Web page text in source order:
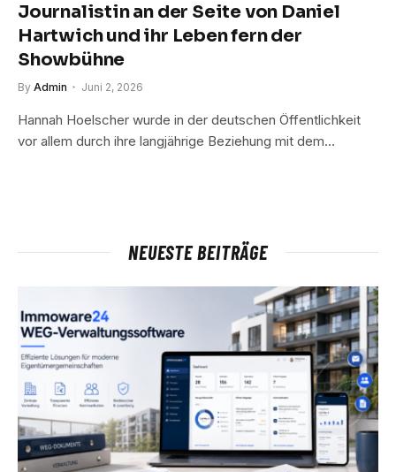
Journalistin an der Seite von Daniel
Hartwich und ihr Leben fern der
Showbühne
By Admin Juni 2, 2026
Hannah Hoelscher wurde in der deutschen Öffentlichkeit
vor allem durch ihre langjährige Beziehung mit dem…
NEUESTE BEITRÄGE